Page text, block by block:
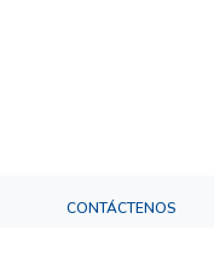
CONTÁCTENOS